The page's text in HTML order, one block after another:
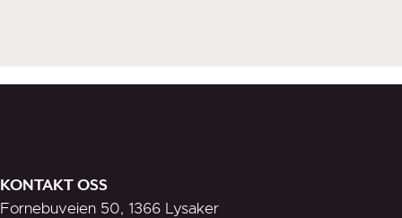
KONTAKT OSS
Fornebuveien 50, 1366 Lysaker